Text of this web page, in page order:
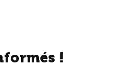
!